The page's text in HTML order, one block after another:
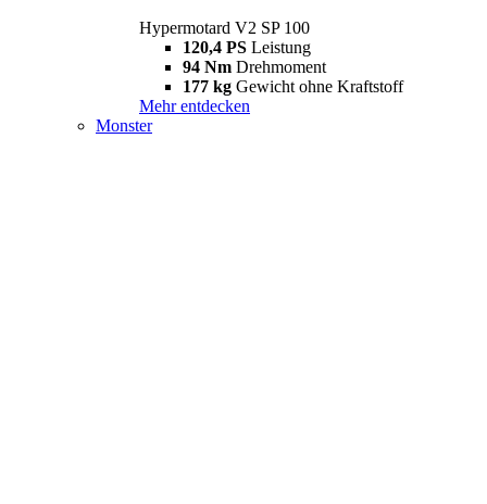
Hypermotard V2 SP 100
120,4 PS Leistung
94 Nm Drehmoment
177 kg Gewicht ohne Kraftstoff
Mehr entdecken
Monster